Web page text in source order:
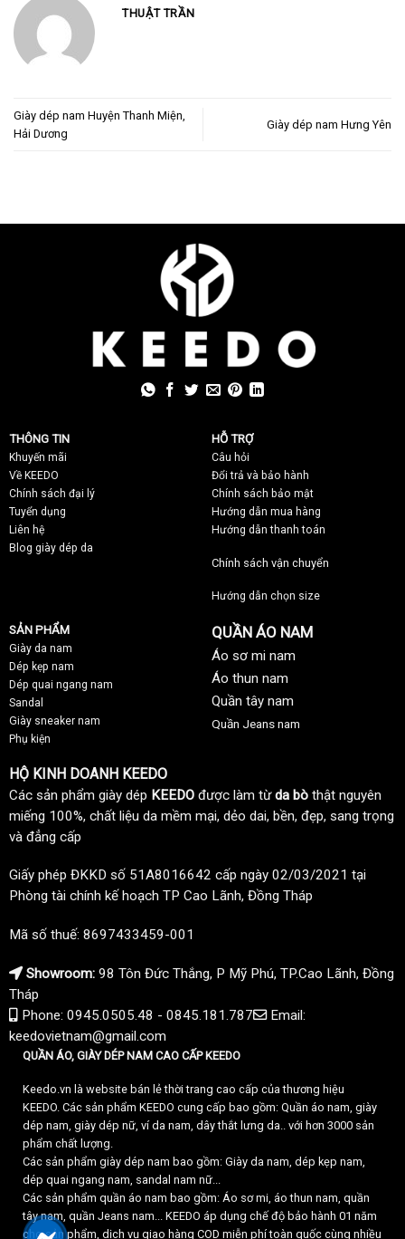
THUẬT TRẦN
Giày dép nam Huyện Thanh Miện,
Hải Dương
Giày dép nam Hưng Yên
THÔNG TIN
Khuyến mãi
Về KEEDO
Chính sách đại lý
Tuyển dụng
Liên hệ
Blog giày dép da
HỖ TRỢ
Câu hỏi
Đổi trả và bảo hành
Chính sách bảo mật
Hướng dẫn mua hàng
Hướng dẫn thanh toán
Chính sách vận chuyển
Hướng dẫn chọn size
SẢN PHẨM
Giày da nam
Dép kẹp nam
Dép quai ngang nam
Sandal
Giày sneaker nam
Phụ kiện
QUẦN ÁO NAM
Áo sơ mi nam
Áo thun nam
Quần tây nam
Quần Jeans nam
HỘ KINH DOANH KEEDO
Các sản phẩm giày dép KEEDO được làm từda bò thật nguyên
miếng 100%, chất liệu da mềm mại, dẻo dai, bền, đẹp, sang trọng
và đẳng cấp
Giấy phép ĐKKD số 51A8016642 cấp ngày 02/03/2021 tại
Phòng tài chính kế hoạch TP Cao Lãnh, Đồng Tháp
Mã số thuế: 8697433459-001
Showroom: 98 Tôn Đức Thắng, P Mỹ Phú, TP.Cao Lãnh, Đồng
Tháp
Phone: 0945.0505.48 - 0845.181.787
Email:
keedovietnam@gmail.com
QUẦN ÁO, GIÀY DÉP NAM CAO CẤP KEEDO
Keedo.vn là website bán lẻ thời trang cao cấp của thương hiệu
KEEDO. Các sản phẩm KEEDO cung cấp bao gồm: Quần áo nam, giày
dép nam, giày dép nữ, ví da nam, dây thắt lưng da.. với hơn 3000 sản
phẩm chất lượng.
Các sản phẩm giày dép nam bao gồm: Giày da nam, dép kẹp nam,
dép quai ngang nam, sandal nam nữ...
Các sản phẩm quần áo nam bao gồm: Áo sơ mi, áo thun nam, quần
tây nam, quần Jeans nam... KEEDO áp dụng chế độ bảo hành 01 năm
cho sản phẩm, dịch vụ giao hàng COD miễn phí toàn quốc cùng nhiều